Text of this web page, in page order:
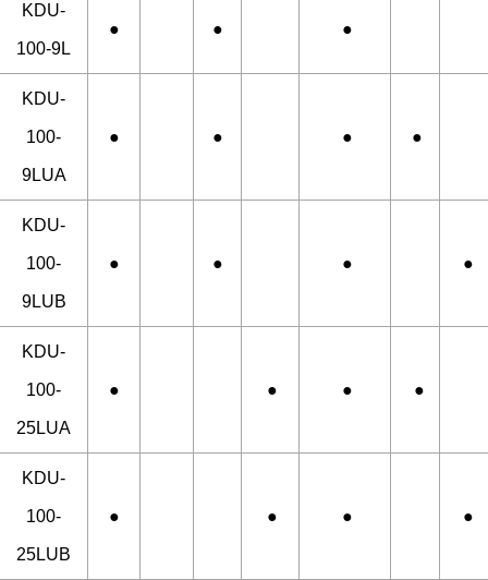
KDU-
100-9L
● ● ●
KDU-
100-
9LUA
● ● ● ●
KDU-
100-
9LUB
● ● ● ●
KDU-
100-
25LUA
● ● ● ●
KDU-
100-
25LUB
● ● ● ●